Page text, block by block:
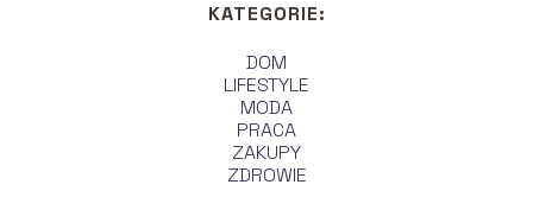
KATEGORIE:
DOM
LIFESTYLE
MODA
PRACA
ZAKUPY
ZDROWIE